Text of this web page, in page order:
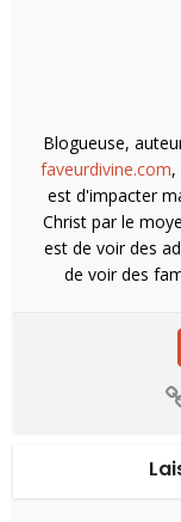
Blogueuse,
faveurdivine.com,
est d'impacter
Christ par le
est de voir des
de voir des